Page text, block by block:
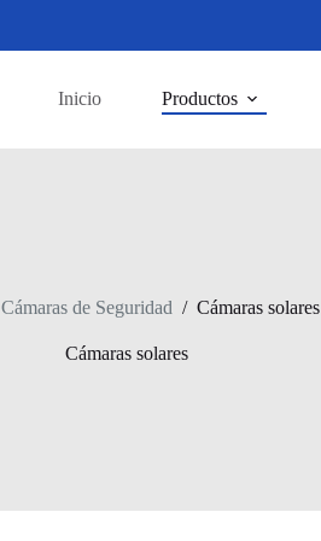
Inicio Productos
Cámaras de Seguridad / Cámaras solares
Cámaras solares